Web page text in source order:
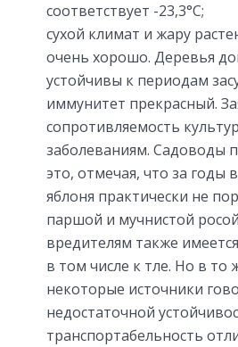
соответствует -23,3°С;
сухой климат и жару
очень хорошо. Деревья
устойчивы к периодам
иммунитет прекрасный.
сопротивляемость
заболеваниям. Садоводы
это, отмечая, что за годы
яблоня практически не
паршой и мучнистой
вредителям также
в том числе к тле. Но в то
некоторые источники
недостаточной
транспортабельность